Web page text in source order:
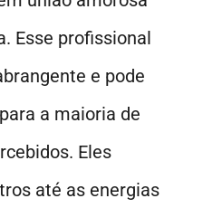
Esse profissional
e pode
a maioria de
Eles
até as energias